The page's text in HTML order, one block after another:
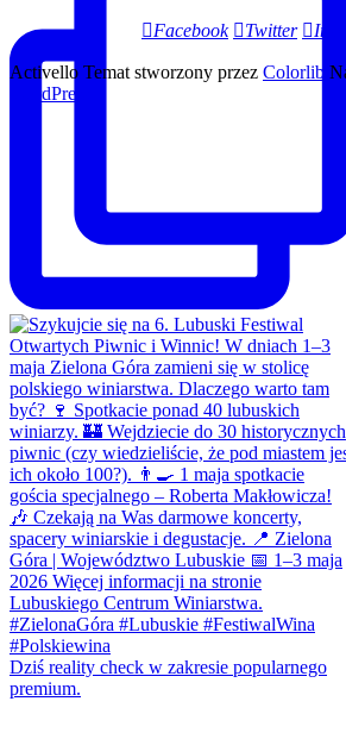
Dziś reality check w zakresie popularnego
premium.
Facebook Twitter
Activello Temat stworzony przez Colorlib
WordPress